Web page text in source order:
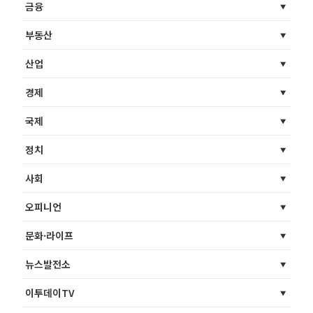
금융
부동산
산업
경제
국제
정치
사회
오피니언
문화·라이프
뉴스발전소
이투데이TV